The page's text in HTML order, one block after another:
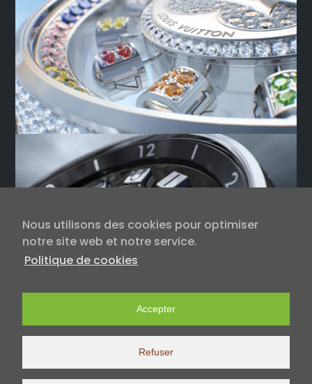
26, bd Poissonnière
Nous utilisons des cookies pour optimiser
notre site web et notre service.
Politique de cookies
Accepter
Refuser